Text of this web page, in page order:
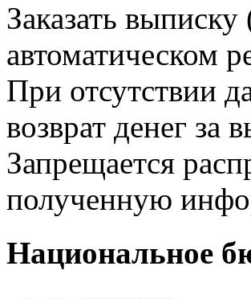
Заказать
автоматическом
При отсутствии
возврат денег за
Запрещается
полученную
Национальное